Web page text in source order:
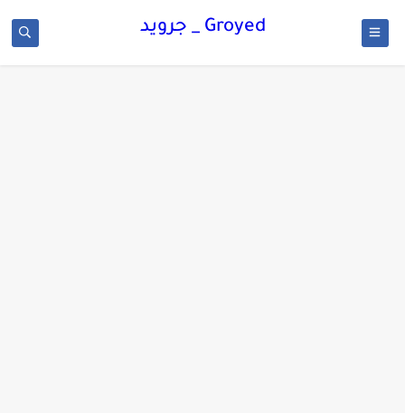
Groyed _ جرويد